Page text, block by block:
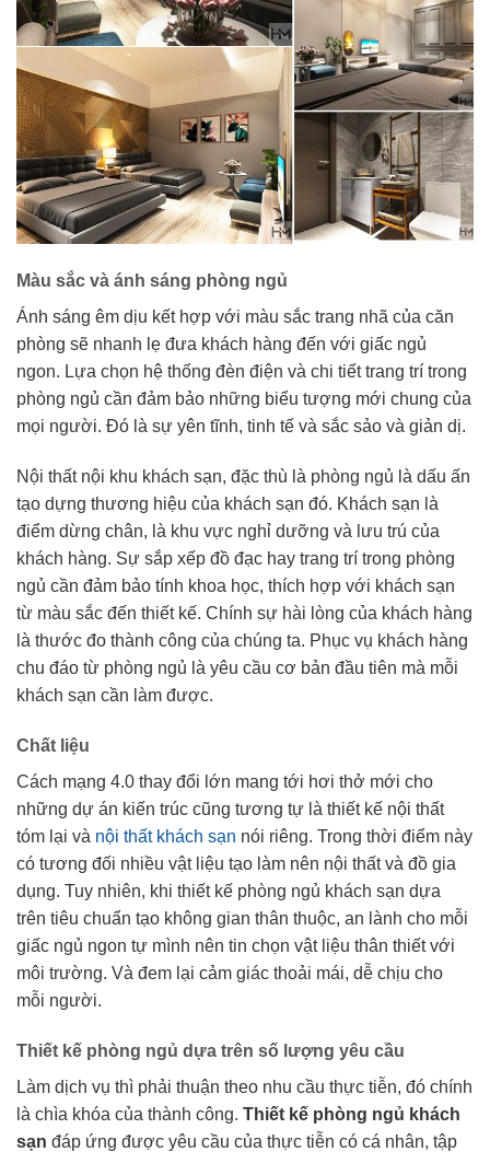
Màu sắc và ánh sáng phòng ngủ
Ánh sáng êm dịu kết hợp với màu sắc trang nhã của căn
phòng sẽ nhanh lẹ đưa khách hàng đến với giấc ngủ
ngon. Lựa chọn hệ thống đèn điện và chi tiết trang trí trong
phòng ngủ cần đảm bảo những biểu tượng mới chung của
mọi người. Đó là sự yên tĩnh, tinh tế và sắc sảo và giản dị.
Nội thất nội khu khách sạn, đặc thù là phòng ngủ là dấu ấn
tạo dựng thương hiệu của khách sạn đó. Khách sạn là
điểm dừng chân, là khu vực nghỉ dưỡng và lưu trú của
khách hàng. Sự sắp xếp đồ đạc hay trang trí trong phòng
ngủ cần đảm bảo tính khoa học, thích hợp với khách sạn
từ màu sắc đến thiết kế. Chính sự hài lòng của khách hàng
là thước đo thành công của chúng ta. Phục vụ khách hàng
chu đáo từ phòng ngủ là yêu cầu cơ bản đầu tiên mà mỗi
khách sạn cần làm được.
Chất liệu
Cách mạng 4.0 thay đổi lớn mang tới hơi thở mới cho
những dự án kiến trúc cũng tương tự là thiết kế nội thất
tóm lại và nội thất khách sạn nói riêng. Trong thời điểm này
có tương đối nhiều vật liệu tạo làm nên nội thất và đồ gia
dụng. Tuy nhiên, khi thiết kế phòng ngủ khách sạn dựa
trên tiêu chuẩn tạo không gian thân thuộc, an lành cho mỗi
giấc ngủ ngon tự mình nên tin chọn vật liệu thân thiết với
môi trường. Và đem lại cảm giác thoải mái, dễ chịu cho
mỗi người.
Thiết kế phòng ngủ dựa trên số lượng yêu cầu
Làm dịch vụ thì phải thuận theo nhu cầu thực tiễn, đó chính
là chìa khóa của thành công. Thiết kế phòng ngủ khách
sạn đáp ứng được yêu cầu của thực tiễn có cá nhân, tập